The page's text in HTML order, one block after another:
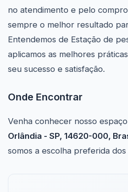
no atendimento e pelo
sempre o melhor resultado
Entendemos de Estação de
aplicamos as melhores
seu sucesso e satisfação.
Onde Encontrar
Venha conhecer nosso
Orlândia - SP, 14620-000,
somos a escolha preferida dos